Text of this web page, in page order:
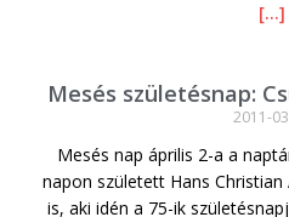
[…]
Mesés születésnap:
2011-
Mesés nap április 2-a a
napon született Hans Christian
is, aki idén a 75-ik